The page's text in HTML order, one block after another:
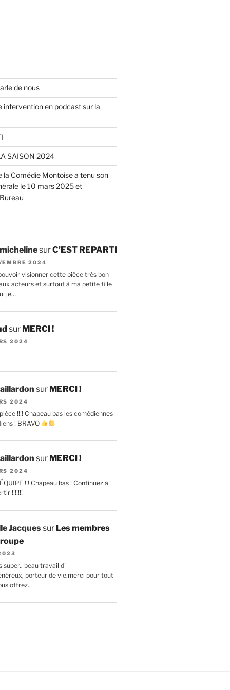
de nous
intervention en podcast sur la
SAISON 2024
la Comédie Montoise a tenu son
le 10 mars 2025 et
surC’EST REPARTI
2024
visionner cette pièce très bon
acteurs et surtout à ma petite fille
je…
sur MERCI !
2024
sur MERCI !
2024
!!!! Chapeau bas les comédiennes
! BRAVO
sur MERCI !
2024
!!! Chapeau bas ! Continuez à
!!!!!!!
Jacquessur Les membres
super.. beau travail d'
porteur de vie.merci pour tout
offrez..